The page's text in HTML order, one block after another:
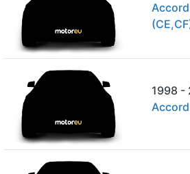
Accord
1998 -